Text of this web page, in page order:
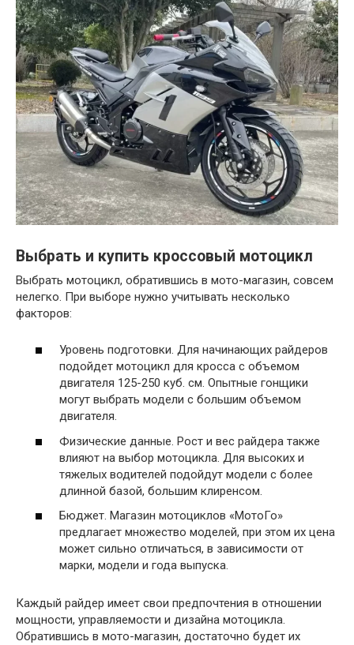
Выбрать и купить кроссовый мотоцикл
Выбрать мотоцикл, обратившись в мото-магазин, совсем
нелегко. При выборе нужно учитывать несколько
факторов:
Уровень подготовки. Для начинающих райдеров
подойдет мотоцикл для кросса с объемом
двигателя 125-250 куб. см. Опытные гонщики
могут выбрать модели с большим объемом
двигателя.
Физические данные. Рост и вес райдера также
влияют на выбор мотоцикла. Для высоких и
тяжелых водителей подойдут модели с более
длинной базой, большим клиренсом.
Бюджет. Магазин мотоциклов «МотоГо»
предлагает множество моделей, при этом их цена
может сильно отличаться, в зависимости от
марки, модели и года выпуска.
Каждый райдер имеет свои предпочтения в отношении
мощности, управляемости и дизайна мотоцикла.
Обратившись в мото-магазин, достаточно будет их